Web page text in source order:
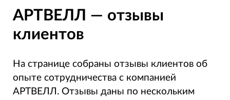
АРТВЕЛЛ — отзывы
клиентов
На странице собраны отзывы клиентов об
опыте сотрудничества с компанией
АРТВЕЛЛ. Отзывы даны по нескольким